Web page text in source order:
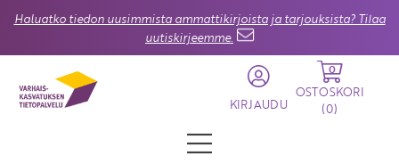
Haluatko tiedon uusimmista ammattikirjoista ja tarjouksista? Tilaa
uutiskirjeemme.
KIRJAUDU
0
OSTOSKORI
(0)